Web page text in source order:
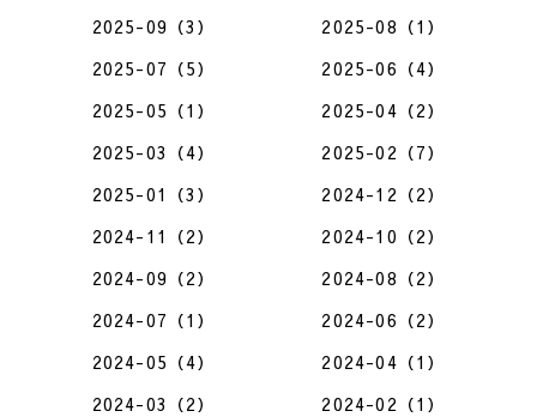
2025-09（3）
2025-08（1）
2025-07（5）
2025-06（4）
2025-05（1）
2025-04（2）
2025-03（4）
2025-02（7）
2025-01（3）
2024-12（2）
2024-11（2）
2024-10（2）
2024-09（2）
2024-08（2）
2024-07（1）
2024-06（2）
2024-05（4）
2024-04（1）
2024-03（2）
2024-02（1）